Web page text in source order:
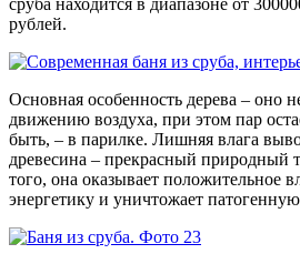
рублей.
Основная особенность дерева – оно
движению воздуха, при этом пар
быть, – в парилке. Лишняя влага
древесина – прекрасный природный
того, она оказывает положительное
энергетику и уничтожает